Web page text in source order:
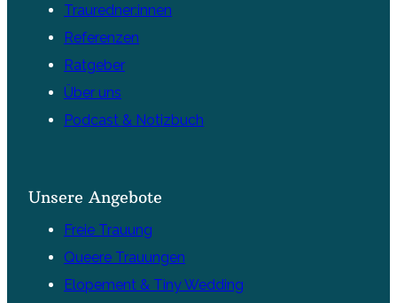
Trauredner:innen
Referenzen
Ratgeber
Über uns
Podcast & Notizbuch
Unsere Angebote
Freie Trauung
Queere Trauungen
Elopement & Tiny Wedding